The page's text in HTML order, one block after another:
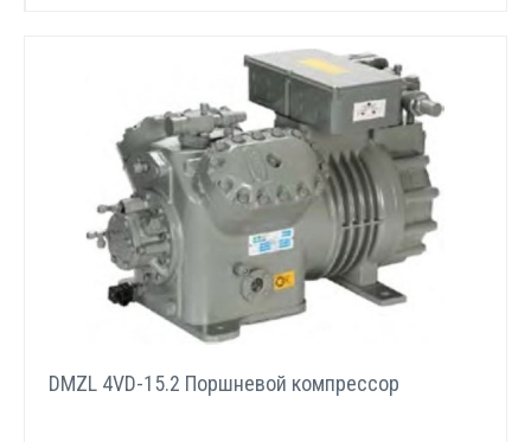
DMZL 4VD-15.2 Поршневой компрессор